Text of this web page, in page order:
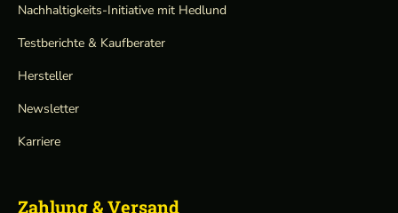
Nachhaltigkeits-Initiative mit Hedlund
Testberichte & Kaufberater
Hersteller
Newsletter
Karriere
Zahlung & Versand